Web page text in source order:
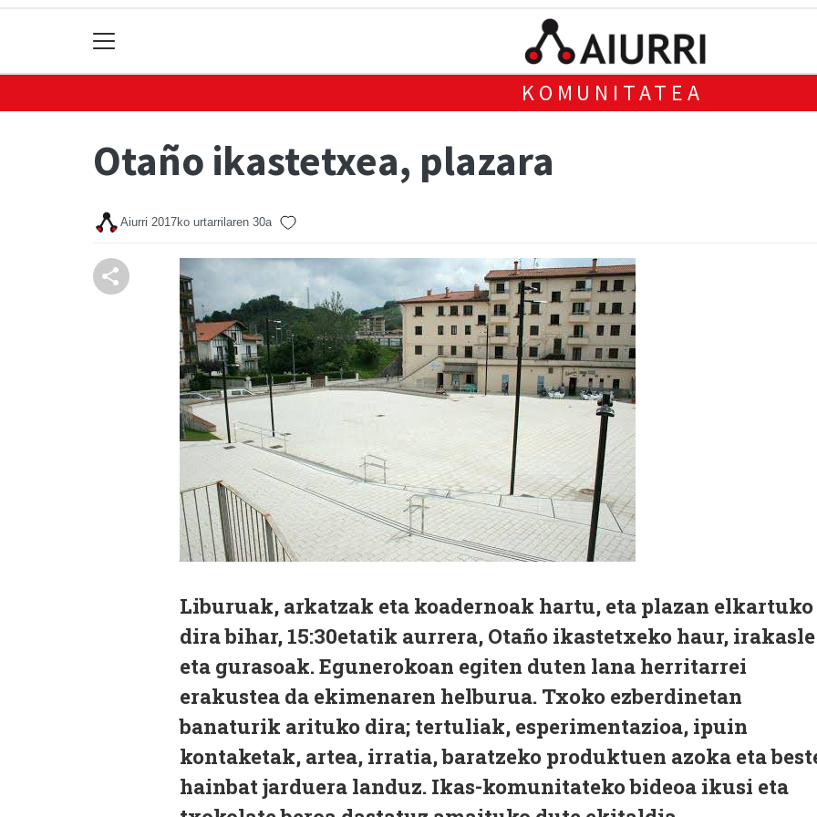
KOMUNITATEA
Otaño ikastetxea, plazara
Aiurri 2017ko urtarrilaren 30a
Liburuak, arkatzak eta koadernoak hartu, eta plazan elkartuko
dira bihar, 15:30etatik aurrera, Otaño ikastetxeko haur, irakasle
eta gurasoak. Egunerokoan egiten duten lana herritarrei
erakustea da ekimenaren helburua. Txoko ezberdinetan
banaturik arituko dira; tertuliak, esperimentazioa, ipuin
kontaketak, artea, irratia, baratzeko produktuen azoka eta
hainbat jarduera landuz. Ikas-komunitateko bideoa ikusi eta